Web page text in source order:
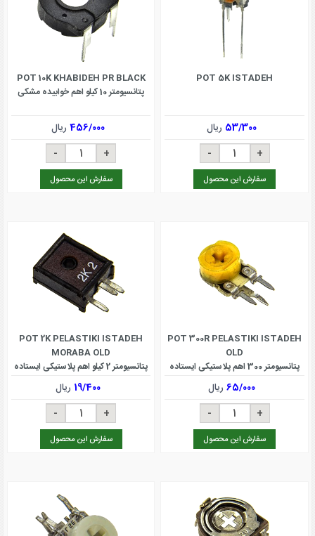
POT 5K ISTADEH
53/300 ریال
سفارش این محصول
POT 10K KHABIDEH PR BLACK
پتانسیومتر 10 کیلو اهم خوابیده مشکی
456/000ریال
سفارش این محصول
POT 300R PELASTIKI ISTADEH
OLD
پتانسیومتر 300 اهم پلاستیکی ایستاده
OLD
65/000ریال
سفارش این محصول
POT 2K PELASTIKI ISTADEH
MORABA OLD
پتانسیومتر 2 کیلو اهم پلاستیکی ایستاده
مربعی OLD
19/400 ریال
سفارش این محصول